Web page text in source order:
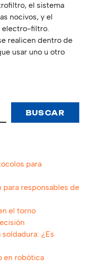
el sistema
nocivos, y el
electro-filtro.
realicen dentro de
usar uno u otro
BUSCAR
para
responsables de
el torno
¿Es
en robótica